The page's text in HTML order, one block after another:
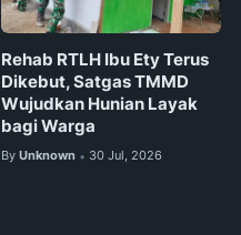
Rehab RTLH Ibu Ety Terus
Dikebut, Satgas TMMD
Wujudkan Hunian Layak
bagi Warga
By Unknown • 30 Jul, 2026